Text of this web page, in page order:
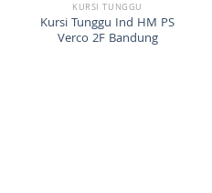
KURSI TUNGGU
Kursi Tunggu Ind HM PS
Verco 2F Bandung